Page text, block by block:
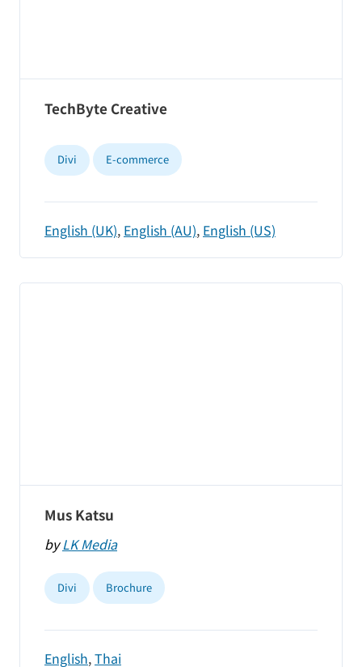
TechByte Creative
Divi E-commerce
English (UK), English (AU), English (US)
Mus Katsu
byLK Media
Divi Brochure
English,Thai